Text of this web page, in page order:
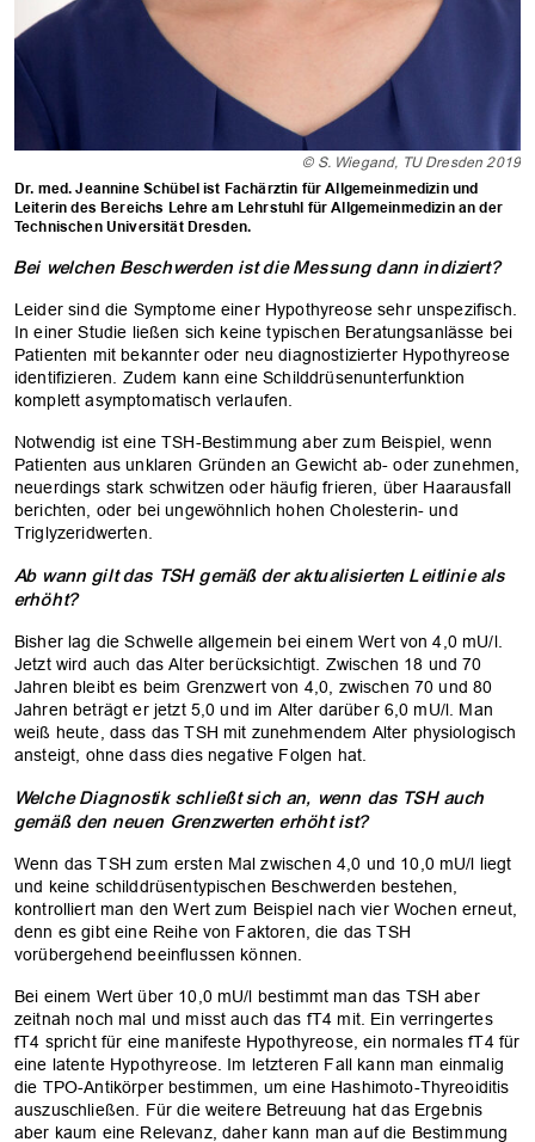
© S. Wiegand, TU Dresden 2019
Dr. med. Jeannine Schübel ist Fachärztin für Allgemeinmedizin und
Leiterin des Bereichs Lehre am Lehrstuhl für Allgemeinmedizin an der
Technischen Universität Dresden.
Bei welchen Beschwerden ist die Messung dann indiziert?
Leider sind die Symptome einer Hypothyreose sehr unspezifisch.
In einer Studie ließen sich keine typischen Beratungsanlässe bei
Patienten mit bekannter oder neu diagnostizierter Hypothyreose
identifizieren. Zudem kann eine Schilddrüsenunterfunktion
komplett asymptomatisch verlaufen.
Notwendig ist eine TSH-Bestimmung aber zum Beispiel, wenn
Patienten aus unklaren Gründen an Gewicht ab- oder zunehmen,
neuerdings stark schwitzen oder häufig frieren, über Haarausfall
berichten, oder bei ungewöhnlich hohen Cholesterin- und
Triglyzeridwerten.
Ab wann gilt das TSH gemäß der aktualisierten Leitlinie als
erhöht?
Bisher lag die Schwelle allgemein bei einem Wert von 4,0 mU/l.
Jetzt wird auch das Alter berücksichtigt. Zwischen 18 und 70
Jahren bleibt es beim Grenzwert von 4,0, zwischen 70 und 80
Jahren beträgt er jetzt 5,0 und im Alter darüber 6,0 mU/l. Man
weiß heute, dass das TSH mit zunehmendem Alter physiologisch
ansteigt, ohne dass dies negative Folgen hat.
Welche Diagnostik schließt sich an, wenn das TSH auch
gemäß den neuen Grenzwerten erhöht ist?
Wenn das TSH zum ersten Mal zwischen 4,0 und 10,0 mU/l liegt
und keine schilddrüsentypischen Beschwerden bestehen,
kontrolliert man den Wert zum Beispiel nach vier Wochen erneut,
denn es gibt eine Reihe von Faktoren, die das TSH
vorübergehend beeinflussen können.
Bei einem Wert über 10,0 mU/l bestimmt man das TSH aber
zeitnah noch mal und misst auch das fT4 mit. Ein verringertes
fT4 spricht für eine manifeste Hypothyreose, ein normales fT4 für
eine latente Hypothyreose. Im letzteren Fall kann man einmalig
die TPO-Antikörper bestimmen, um eine Hashimoto-Thyreoiditis
auszuschließen. Für die weitere Betreuung hat das Ergebnis
aber kaum eine Relevanz, daher kann man auf die Bestimmung